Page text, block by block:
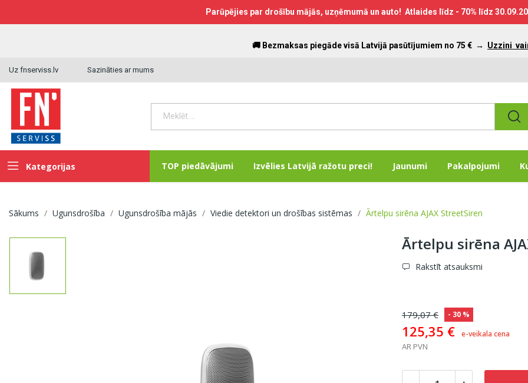
Parūpējies par drošību mājās, uzņēmumā un auto! Atlaides līdz - 70% līdz
🚚 Bezmaksas piegāde visā Latvijā pasūtījumiem no 75 € → Uzzini
Uz fnserviss.lv Sazināties ar mums
Kategorijas TOP piedāvājumi Izvēlies Latvijā ražotu preci! Jaunumi Pakalpojumi
Sākums Ugunsdrošība Ugunsdrošība mājās Viedie detektori un drošības sistēmas Ārtelpu sirēna AJAX StreetSiren
Ārtelpu sirēna
Rakstīt atsauksmi
179,07 € - 30 %
125,35 € e-veikala cena
AR PVN